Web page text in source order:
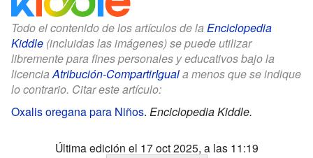
Todo el contenido de los artículos de la Enciclopedia
Kiddle (incluidas las imágenes) se puede utilizar
libremente para fines personales y educativos bajo la
licenciaAtribución-CompartirIguala menos que se indique
lo contrario. Citar este artículo:
Oxalis oregana para Niños. Enciclopedia Kiddle.
Última edición el 17 oct 2025, a las 11:19